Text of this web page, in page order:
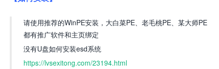
请使用推荐的WinPE安装，大白菜PE、老毛桃PE、某大师PE
都有推广软件和主页绑定
没有U盘如何安装esd系统
https://lvsexitong.com/23194.html